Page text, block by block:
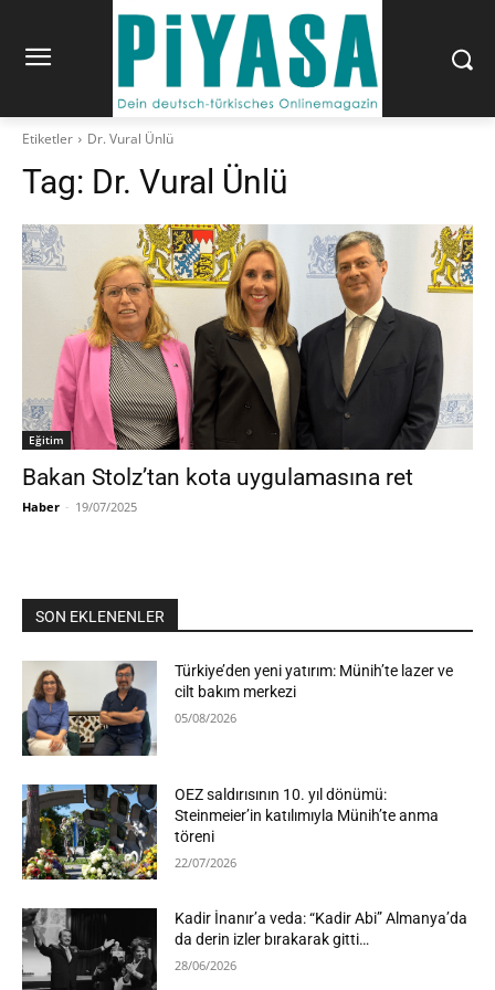
Etiketler Dr. Vural Ünlü
Tag: Dr. Vural Ünlü
Eğitim
Bakan Stolz’tan kota uygulamasına ret
Haber - 19/07/2025
SON EKLENENLER
Türkiye’den yeni yatırım: Münih’te lazer ve
cilt bakım merkezi
05/08/2026
OEZ saldırısının 10. yıl dönümü:
Steinmeier’in katılımıyla Münih’te anma
töreni
22/07/2026
Kadir İnanır’a veda: “Kadir Abi” Almanya’da
da derin izler bırakarak gitti…
28/06/2026